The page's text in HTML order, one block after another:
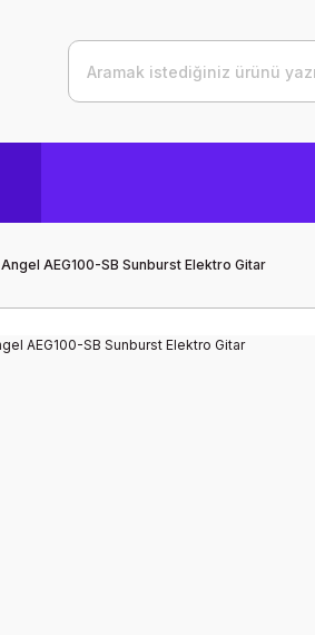
Angel AEG100-SB Sunburst Elektro Gitar